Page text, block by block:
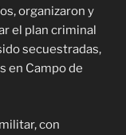
organizaron y
el plan criminal
secuestradas,
en Campo de
con